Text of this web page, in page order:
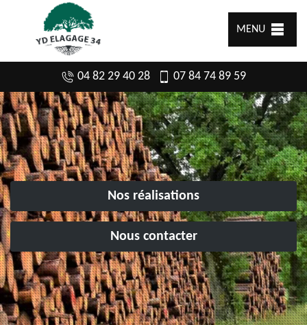
MENU
04 82 29 40 28 07 84 74 89 59
Nos réalisations
Nous contacter